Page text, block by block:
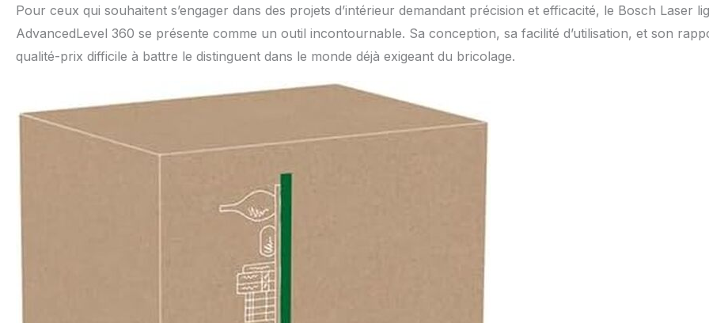
Pour ceux qui souhaitent s’engager dans des projets d’intérieur demandant précision et efficacité, le Bosch Laser
AdvancedLevel 360 se présente comme un outil incontournable. Sa conception, sa facilité d’utilisation, et son
qualité-prix difficile à battre le distinguent dans le monde déjà exigeant du bricolage.